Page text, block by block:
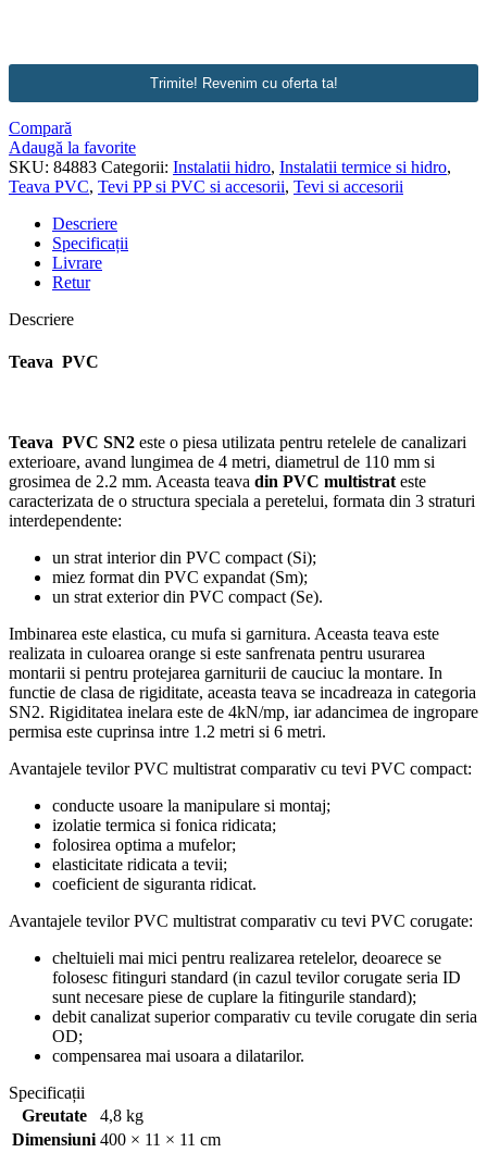
Trimite! Revenim cu oferta ta!
Compară
Adaugă la favorite
SKU: 84883 Categorii: Instalatii hidro, Instalatii termice si hidro,
Teava PVC, Tevi PP si PVC si accesorii, Tevi si accesorii
Descriere
Specificații
Livrare
Retur
Descriere
Teava PVC
Teava PVC SN2 este o piesa utilizata pentru retelele de canalizari
exterioare, avand lungimea de 4 metri, diametrul de 110 mm si
grosimea de 2.2 mm. Aceasta teava din PVC multistrat este
caracterizata de o structura speciala a peretelui, formata din 3 straturi
interdependente:
un strat interior din PVC compact (Si);
miez format din PVC expandat (Sm);
un strat exterior din PVC compact (Se).
Imbinarea este elastica, cu mufa si garnitura. Aceasta teava este
realizata in culoarea orange si este sanfrenata pentru usurarea
montarii si pentru protejarea garniturii de cauciuc la montare. In
functie de clasa de rigiditate, aceasta teava se incadreaza in categoria
SN2. Rigiditatea inelara este de 4kN/mp, iar adancimea de ingropare
permisa este cuprinsa intre 1.2 metri si 6 metri.
Avantajele tevilor PVC multistrat comparativ cu tevi PVC compact:
conducte usoare la manipulare si montaj;
izolatie termica si fonica ridicata;
folosirea optima a mufelor;
elasticitate ridicata a tevii;
coeficient de siguranta ridicat.
Avantajele tevilor PVC multistrat comparativ cu tevi PVC corugate:
cheltuieli mai mici pentru realizarea retelelor, deoarece se
folosesc fitinguri standard (in cazul tevilor corugate seria ID
sunt necesare piese de cuplare la fitingurile standard);
debit canalizat superior comparativ cu tevile corugate din seria
OD;
compensarea mai usoara a dilatarilor.
Specificații
Greutate
4,8 kg
Dimensiuni 400 × 11 × 11 cm